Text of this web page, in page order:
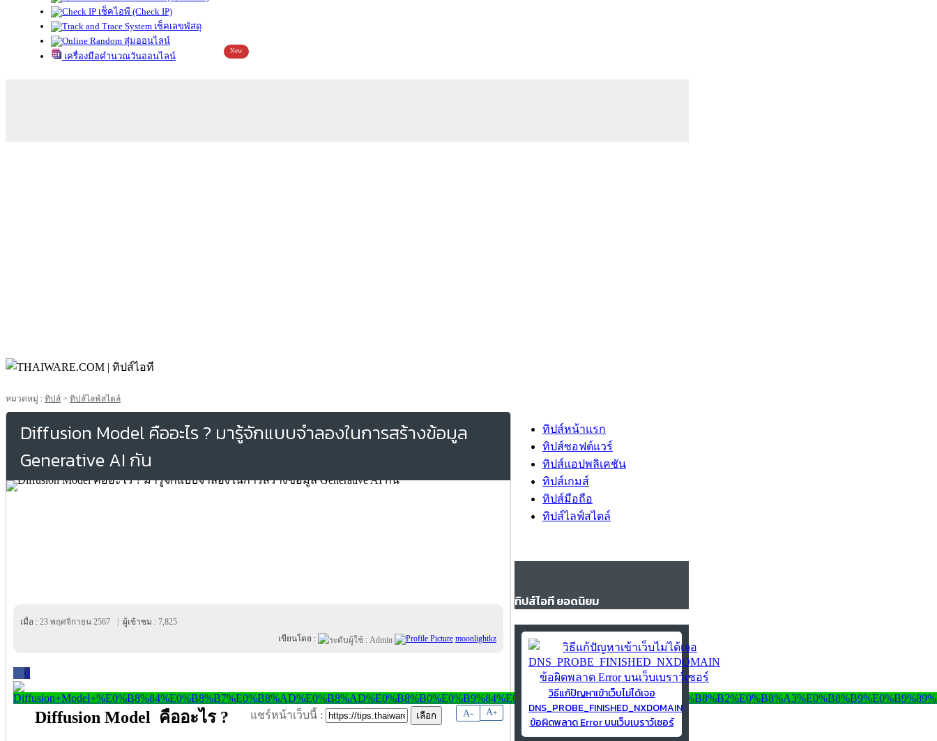
เช็คไอพี (Check IP)
เช็คเลขพัสดุ
สุ่มออนไลน์
เครื่องมือคำนวณวันออนไลน์
New
หมวดหมู่ : ทิปส์ > ทิปส์ไลฟ์สไตล์
Diffusion Model คืออะไร ? มารู้จักแบบจำลองในการสร้างข้อมูล
Generative AI กัน
เมื่อ : 23 พฤศจิกายน 2567 ผู้เข้าชม : 7,825
เขียนโดย :
moonlightkz
0
A- A+
แชร์หน้าเว็บนี้ :
Diffusion Model คืออะไร ?
ทิปส์หน้าแรก
ทิปส์ซอฟต์แวร์
ทิปส์แอปพลิเคชัน
ทิปส์เกมส์
ทิปส์มือถือ
ทิปส์ไลฟ์สไตล์
ทิปส์ไอที ยอดนิยม
วิธีแก้ปัญหาเข้าเว็บไม่ได้เจอ
DNS_PROBE_FINISHED_NXDOMAIN
ข้อผิดพลาด Error บนเว็บเบราว์เซอร์